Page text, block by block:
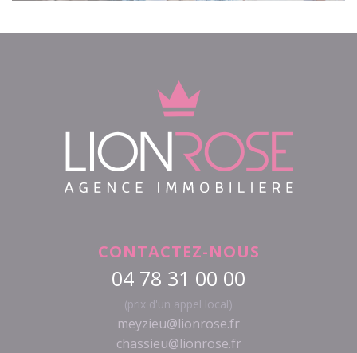
CONTACTEZ-NOUS
04 78 31 00 00
(prix d'un appel local)
meyzieu@lionrose.fr
chassieu@lionrose.fr